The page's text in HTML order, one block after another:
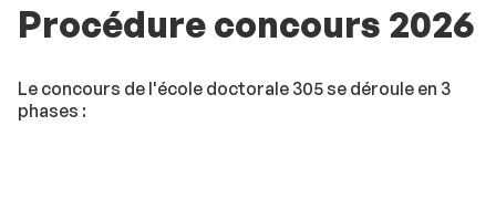
Procédure concours 2026
Le concours de l'école doctorale 305 se déroule en 3
phases :